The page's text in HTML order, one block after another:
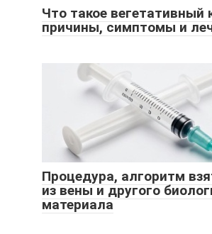
Что такое вегетативный
причины, симптомы и
Процедура, алгоритм
из вены и другого
материала